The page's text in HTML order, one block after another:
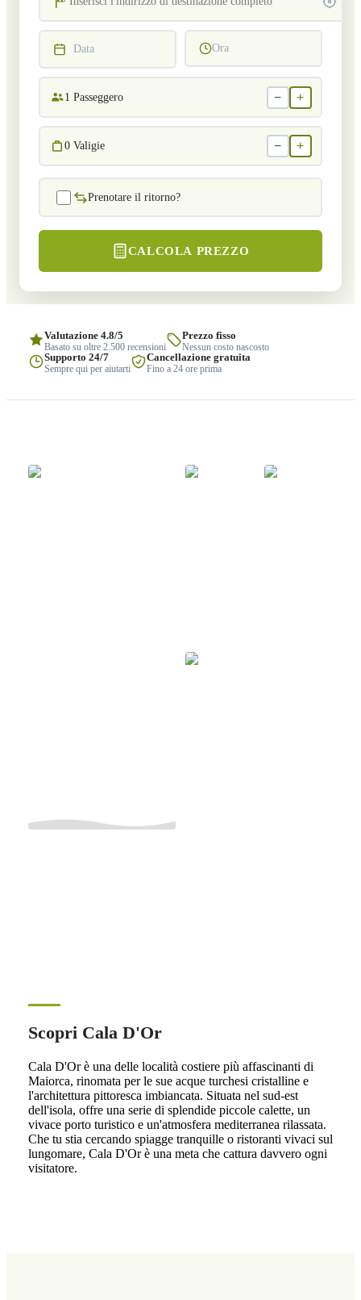
Data Ora
1 Passeggero − +
0 Valigie − +
Prenotare il ritorno?
CALCOLA PREZZO
Valutazione 4.8/5
Basato su oltre 2.500 recensioni
Prezzo fisso
Nessun costo nascosto
Supporto 24/7
Sempre qui per aiutarti
Cancellazione gratuita
Fino a 24 ore prima
Scopri Cala D'Or
Cala D'Or è una delle località costiere più affascinanti di
Maiorca, rinomata per le sue acque turchesi cristalline e
l'architettura pittoresca imbiancata. Situata nel sud-est
dell'isola, offre una serie di splendide piccole calette, un
vivace porto turistico e un'atmosfera mediterranea rilassata.
Che tu stia cercando spiagge tranquille o ristoranti vivaci sul
lungomare, Cala D'Or è una meta che cattura davvero ogni
visitatore.